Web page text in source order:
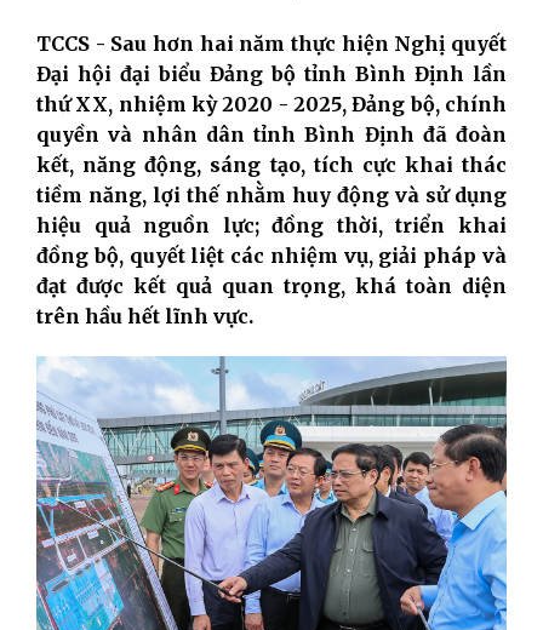
TCCS - Sau hơn hai năm thực hiện Nghị quyết
Đại hội đại biểu Đảng bộ tỉnh Bình Định lần
thứ XX, nhiệm kỳ 2020 - 2025, Đảng bộ, chính
quyền và nhân dân tỉnh Bình Định đã đoàn
kết, năng động, sáng tạo, tích cực khai thác
tiềm năng, lợi thế nhằm huy động và sử dụng
hiệu quả nguồn lực; đồng thời, triển khai
đồng bộ, quyết liệt các nhiệm vụ, giải pháp và
đạt được kết quả quan trọng, khá toàn diện
trên hầu hết lĩnh vực.